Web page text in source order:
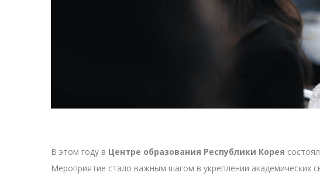
В этом году в Центре образования Республики Корея
Мероприятие стало важным шагом в укреплении академических